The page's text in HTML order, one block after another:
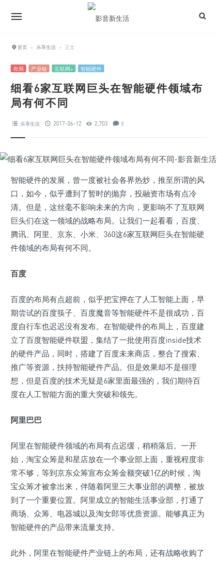
首页 › 乐享生活 › 正文
布局 产业链 互联网+ 智能硬件
细看6家互联网巨头在智能硬件领域布
局有何不同
乐享生活 2017-06-12 2,703 0
智能硬件的发展，曾一度被社会各界热炒，推至所谓的风
口，如今，似乎遭到了暂时的抛弃，投融资市场有点冷
清。但是，这丝毫不影响未来的方向，更影响不了互联网
巨头们在这一领域的战略布局。让我们一起看看，百度、
腾讯、阿里、京东、小米、360这6家互联网巨头在智能硬
件领域的布局有何不同。
百度
百度的布局有点超前，似乎把宝押在了人工智能上面，早
期尝试的百度筷子、百度魔音等智能硬件不是很成功，百
度自行车也迟迟没有发布。在智能硬件的布局上，百度建
立了百度智能硬件联盟，集结了一批使用百度inside技术
的硬件产品，同时，搭建了百度未来商店，整合了搜索、
推广等资源，扶持智能硬件产品。但是效果却不是很理
想，但是百度的技术无疑是6家里面最强的，我们期待百
度在人工智能方面的重大突破和领先。
阿里巴巴
阿里在智能硬件领域的布局有点迟缓，稍稍落后。一开
始，淘宝众筹是和星店放在一个事业部上面，重视程度非
常不够，等到京东众筹宣布众筹金额突破1亿的时候，淘
宝众筹才被拿出来，伴随着阿里三大事业部的调整，被放
到了一个重要位置。阿里成立的智能生活事业部，打通了
商场、众筹、电器城以及淘女郎等优质资源。能够真正为
智能硬件的产品带来流量支持。
此外，阿里在智能硬件产业链上的布局，还有战略收购了